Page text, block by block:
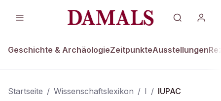
Geschichte & ArchäologieZeitpunkteAusstellungen
Startseite / Wissenschaftslexikon / I / IUPAC